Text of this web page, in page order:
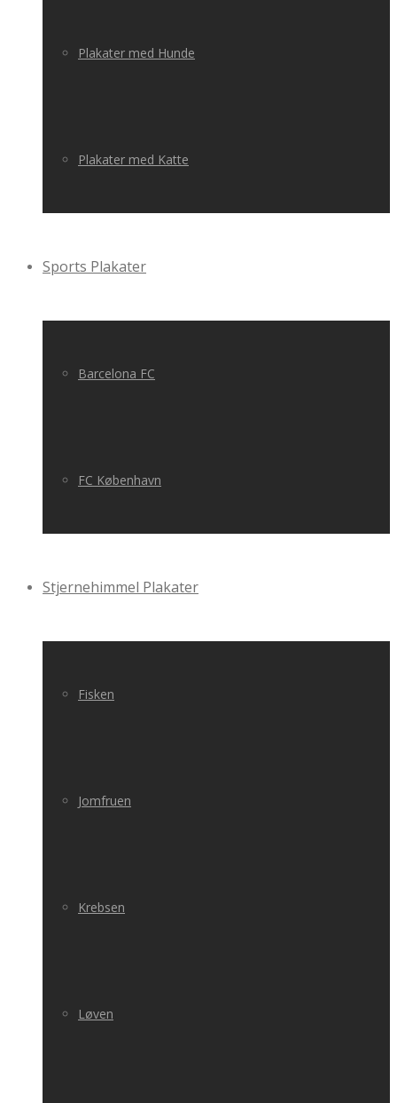
Plakater med Hunde
Plakater med Katte
Sports Plakater
Barcelona FC
FC København
Stjernehimmel Plakater
Fisken
Jomfruen
Krebsen
Løven